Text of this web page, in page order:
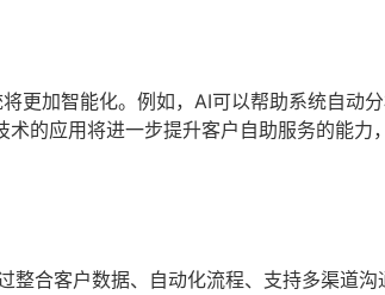
更加智能化。例如，AI可以帮助系统自动
的应用将进一步提升客户自助服务的能力，
整合客户数据、自动化流程、支持多渠道沟